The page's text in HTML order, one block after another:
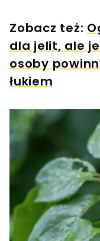
Zobacz też:
dla jelit, ale
osoby
łukiem